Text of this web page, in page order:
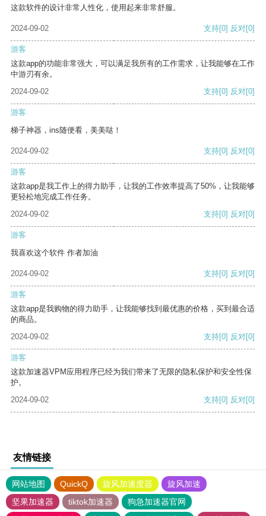
这款软件的设计非常人性化，使用起来非常舒服。
2024-09-02 支持[0] 反对[0]
游客
这款app的功能非常强大，可以满足我所有的工作需求，让我能够在工作
中游刃有余。
2024-09-02
支持[0] 反对[0]
游客
梯子神器，ins随便看，美美哒！
2024-09-02 支持[0] 反对[0]
游客
这款app是我工作上的得力助手，让我的工作效率提高了50%，让我能够
更轻松地完成工作任务。
2024-09-02
支持[0] 反对[0]
游客
我喜欢这个软件 作者加油
2024-09-02 支持[0] 反对[0]
游客
这款app是我购物的得力助手，让我能够找到最优惠的价格，买到最合适
的商品。
2024-09-02
支持[0] 反对[0]
游客
这款加速器VPM应用程序已经为我们带来了无限的隐私保护和安全性保
护。
2024-09-02
支持[0] 反对[0]
友情链接
网站地图 QuickQ 旋风加速度器
旋风加速
坚果加速器
tiktok加速器
狗急加速器官网